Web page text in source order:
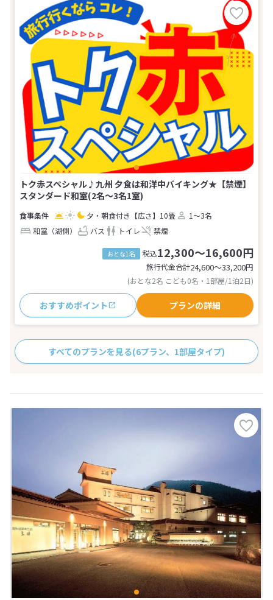
トク赤スペシャル♪九州 夕食は和洋中バイキング★【禁煙】
スタンダード和室(2名～3名1室)
夕・朝食付き 【広さ】10畳
1～3名
和室（湖側）
バス トイレ 禁煙
おとな1名 税込12,300～16,600円
旅行代金合計24,600〜33,200円
(おとな2名 こども0名・1部屋/1泊2日)
おすすめポイント プランの詳細
すべてのプランを見る(6プラン、1部屋タイプ)